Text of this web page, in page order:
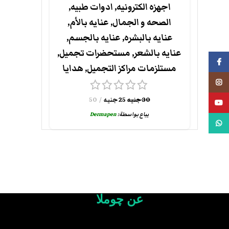
اجهزه الكترونيه,ادوات طبيه,
الصحه و الجمال,عنايه بالأم,
عنايه بالبشره,عنايه بالجسم,
عنايه بالشعر,مستحضرات تجميل,
مستلزمات مراكز التجميل,هدايا
30جنيه 25جنيه 50
يباع بواسطة:Dermapen
عن چوملا